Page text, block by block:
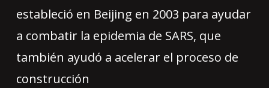
estableció en Beijing en 2003 para ayudar
a combatir la epidemia de SARS, que
también ayudó a acelerar el proceso de
construcción